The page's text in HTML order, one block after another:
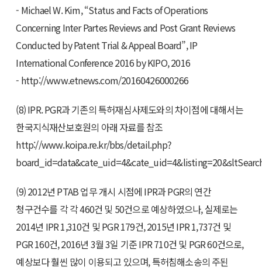
- Michael W. Kim, “Status and Facts of Operations
Concerning Inter Partes Reviews and Post Grant Reviews
Conducted by Patent Trial & Appeal Board”, IP
International Conference 2016 by KIPO, 2016
- http://www.etnews.com/20160426000266
(8) IPR. PGR과 기존의 특허재심사제도와의 차이점에 대해서는
한국지식재산보호원의 아래 자료를 참조
http://www.koipa.re.kr/bbs/detail.php?
(9) 2012년 PTAB 업무 개시 시점에 IPR과 PGR의 연간
청구건수를 각 각 460건 및 50건으로 예상하였으나, 실제로는
2014년 IPR 1,310건 및 PGR 179건, 2015년 IPR 1,737건 및
PGR 160건, 2016년 3월 3일 기준 IPR 710건 및 PGR 60건으로,
예상보다 훨씬 많이 이용되고 있으며, 특허침해소송의 주된